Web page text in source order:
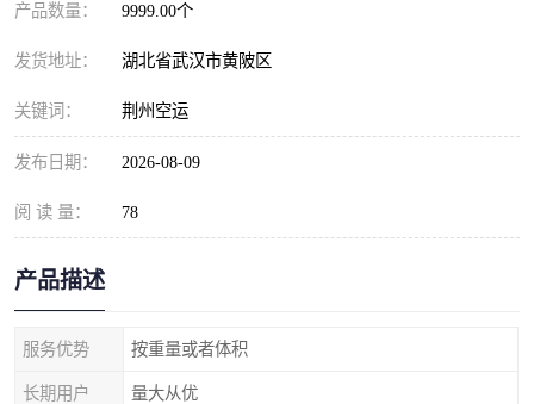
产品数量： 9999.00个
发货地址： 湖北省武汉市黄陂区
关键词： 荆州空运
发布日期： 2026-08-09
阅 读 量： 78
产品描述
服务优势 按重量或者体积
长期用户 量大从优